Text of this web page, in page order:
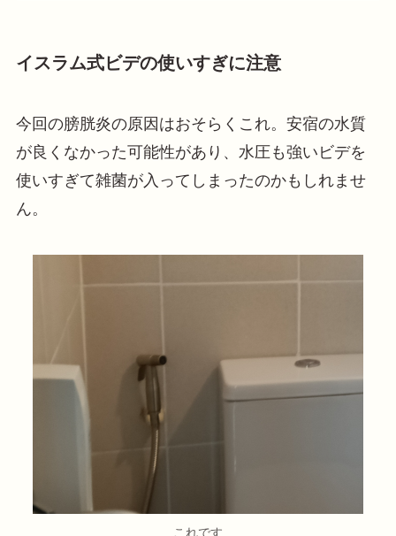
イスラム式ビデの使いすぎに注意
今回の膀胱炎の原因はおそらくこれ。安宿の水質
が良くなかった可能性があり、水圧も強いビデを
使いすぎて雑菌が入ってしまったのかもしれませ
ん。
これです